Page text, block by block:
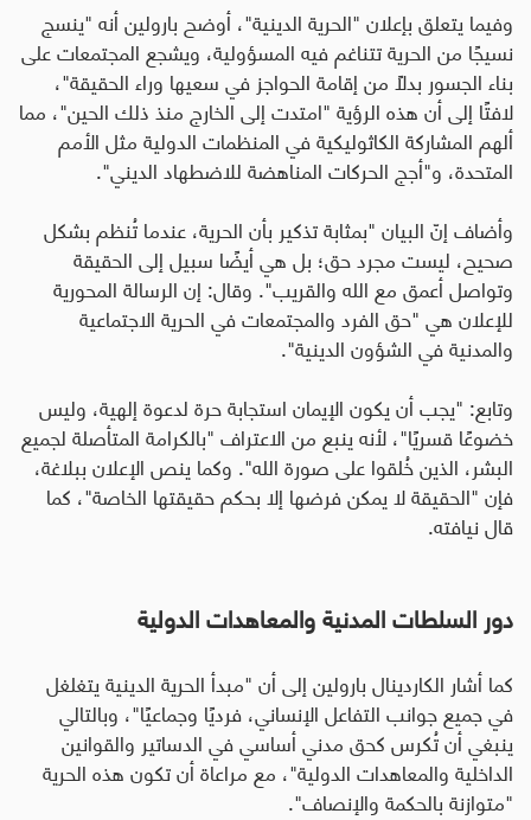
وفيما يتعلق بإعلان "الحرية الدينية"، أوضح بارولين أنه "ينسج
نسيجًا من الحرية تتناغم فيه المسؤولية، ويشجع المجتمعات على
بناء الجسور بدلًا من إقامة الحواجز في سعيها وراء الحقيقة"،
لافتًا إلى أن هذه الرؤية "امتدت إلى الخارج منذ ذلك الحين"، مما
ألهم المشاركة الكاثوليكية في المنظمات الدولية مثل الأمم
المتحدة، و"أجج الحركات المناهضة للاضطهاد الديني".
وأضاف إنّ البيان "بمثابة تذكير بأن الحرية، عندما تُنظم بشكل
صحيح، ليست مجرد حق؛ بل هي أيضًا سبيل إلى الحقيقة
وتواصل أعمق مع الله والقريب". وقال: إن الرسالة المحورية
للإعلان هي "حق الفرد والمجتمعات في الحرية الاجتماعية
والمدنية في الشؤون الدينية".
وتابع: "يجب أن يكون الإيمان استجابة حرة لدعوة إلهية، وليس
خضوعًا قسريًا"، لأنه ينبع من الاعتراف "بالكرامة المتأصلة لجميع
البشر، الذين خُلقوا على صورة الله". وكما ينص الإعلان ببلاغة،
فإن "الحقيقة لا يمكن فرضها إلا بحكم حقيقتها الخاصة"، كما
قال نيافته.
دور السلطات المدنية والمعاهدات الدولية
كما أشار الكاردينال بارولين إلى أن "مبدأ الحرية الدينية يتغلغل
في جميع جوانب التفاعل الإنساني، فرديًا وجماعيًا"، وبالتالي
ينبغي أن تُكرس كحق مدني أساسي في الدساتير والقوانين
الداخلية والمعاهدات الدولية"، مع مراعاة أن تكون هذه الحرية
"متوازنة بالحكمة والإنصاف".